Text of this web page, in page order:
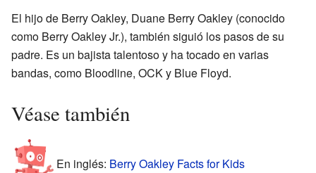
El hijo de Berry Oakley, Duane Berry Oakley (conocido
como Berry Oakley Jr.), también siguió los pasos de su
padre. Es un bajista talentoso y ha tocado en varias
bandas, como Bloodline, OCK y Blue Floyd.
Véase también
En inglés: Berry Oakley Facts for Kids